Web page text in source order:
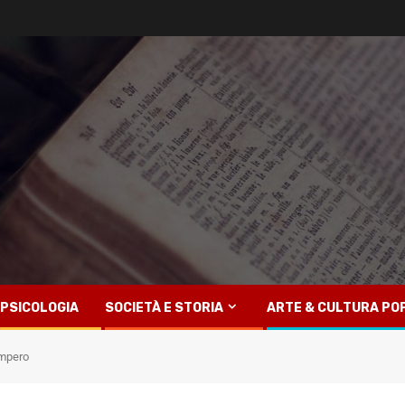
PSICOLOGIA SOCIETÀ E STORIA ARTE & CULTURA